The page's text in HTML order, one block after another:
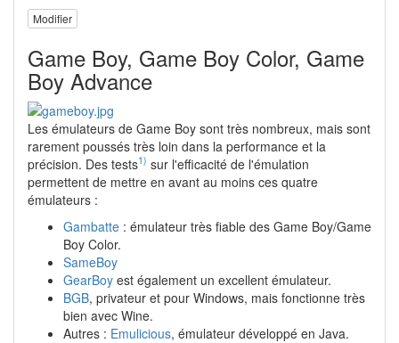
Modifier
Game Boy, Game Boy Color, Game
Boy Advance
Les émulateurs de Game Boy sont très nombreux, mais sont
rarement poussés très loin dans la performance et la
précision. Des tests1) sur l'efficacité de l'émulation
permettent de mettre en avant au moins ces quatre
émulateurs :
Gambatte : émulateur très fiable des Game Boy/Game
Boy Color.
SameBoy
GearBoy est également un excellent émulateur.
BGB, privateur et pour Windows, mais fonctionne très
bien avec Wine.
Autres : Emulicious, émulateur développé en Java.